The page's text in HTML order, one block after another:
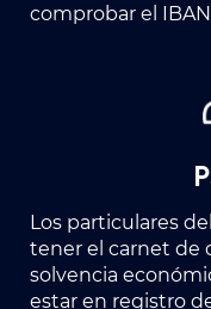
comprobar el
Los particulares
tener el carnet de
solvencia
estar en registro